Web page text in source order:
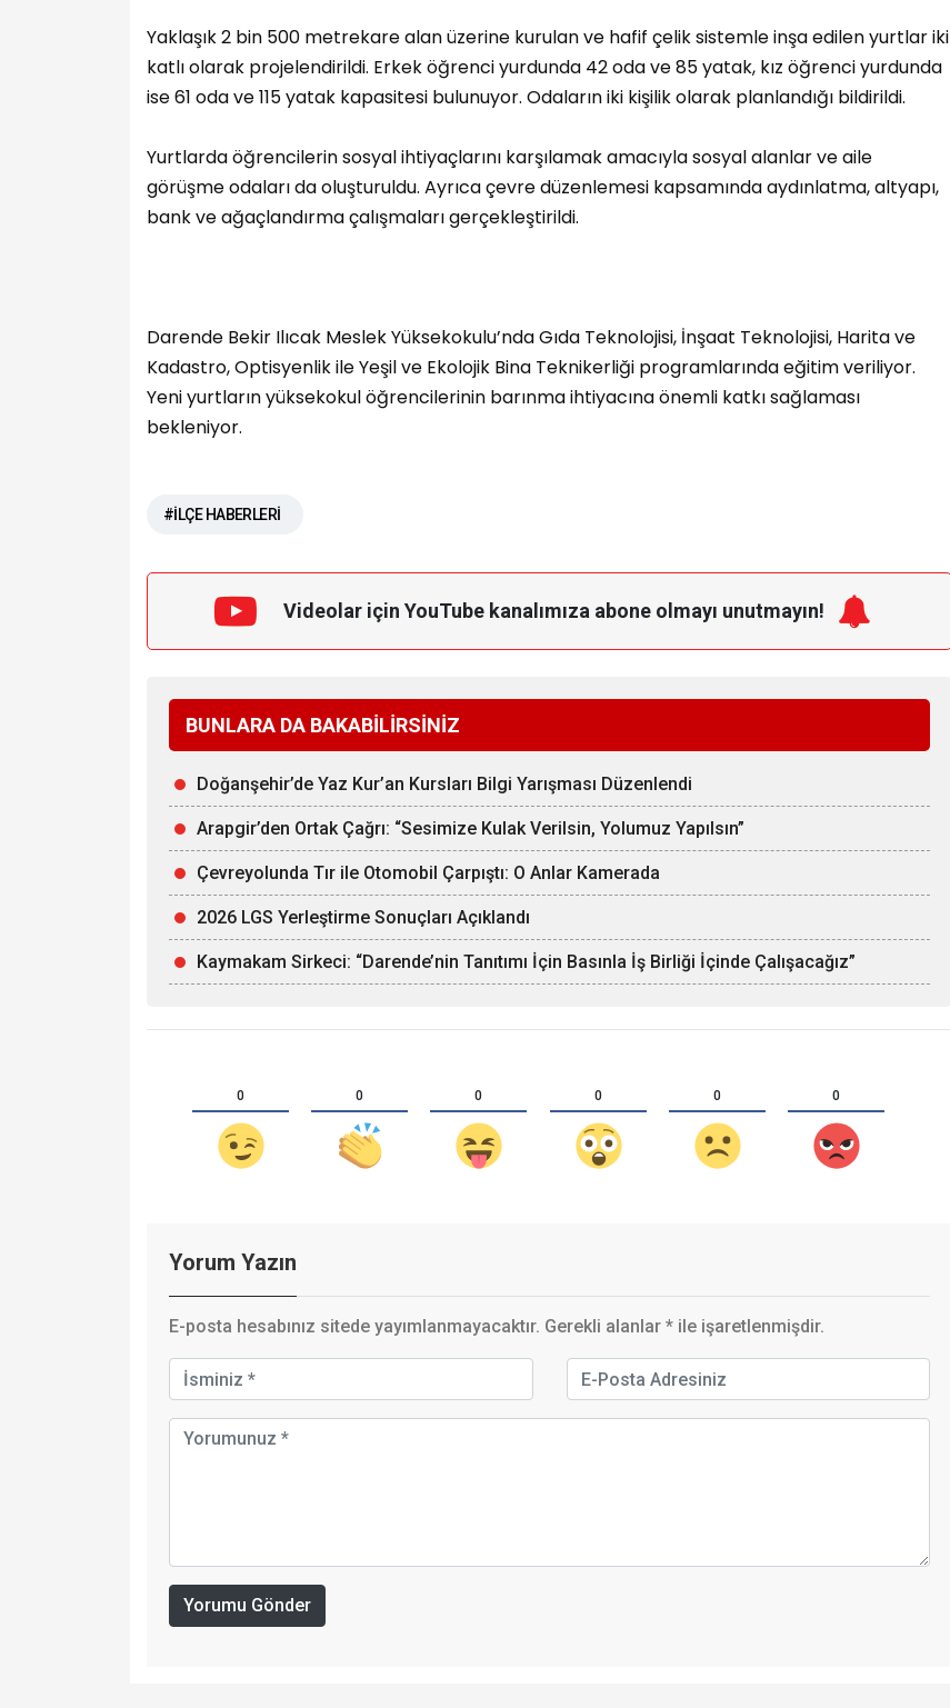
Yaklaşık 2 bin 500 metrekare alan üzerine kurulan ve hafif çelik sistemle inşa edilen yurtlar iki
katlı olarak projelendirildi. Erkek öğrenci yurdunda 42 oda ve 85 yatak, kız öğrenci yurdunda
ise 61 oda ve 115 yatak kapasitesi bulunuyor. Odaların iki kişilik olarak planlandığı bildirildi.
Yurtlarda öğrencilerin sosyal ihtiyaçlarını karşılamak amacıyla sosyal alanlar ve aile
görüşme odaları da oluşturuldu. Ayrıca çevre düzenlemesi kapsamında aydınlatma, altyapı,
bank ve ağaçlandırma çalışmaları gerçekleştirildi.
Darende Bekir Ilıcak Meslek Yüksekokulu’nda Gıda Teknolojisi, İnşaat Teknolojisi, Harita ve
Kadastro, Optisyenlik ile Yeşil ve Ekolojik Bina Teknikerliği programlarında eğitim veriliyor.
Yeni yurtların yüksekokul öğrencilerinin barınma ihtiyacına önemli katkı sağlaması
bekleniyor.
#İLÇE HABERLERİ
Videolar için YouTube kanalımıza abone olmayı unutmayın!
BUNLARA DA BAKABİLİRSİNİZ
Doğanşehir’de Yaz Kur’an Kursları Bilgi Yarışması Düzenlendi
Arapgir’den Ortak Çağrı: “Sesimize Kulak Verilsin, Yolumuz Yapılsın”
Çevreyolunda Tır ile Otomobil Çarpıştı: O Anlar Kamerada
2026 LGS Yerleştirme Sonuçları Açıklandı
Kaymakam Sirkeci: “Darende’nin Tanıtımı İçin Basınla İş Birliği İçinde Çalışacağız”
0 0 0 0 0 0
Yorum Yazın
E-posta hesabınız sitede yayımlanmayacaktır. Gerekli alanlar * ile işaretlenmişdir.
Yorumu Gönder